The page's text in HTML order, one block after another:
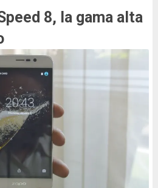
8, la gama alta